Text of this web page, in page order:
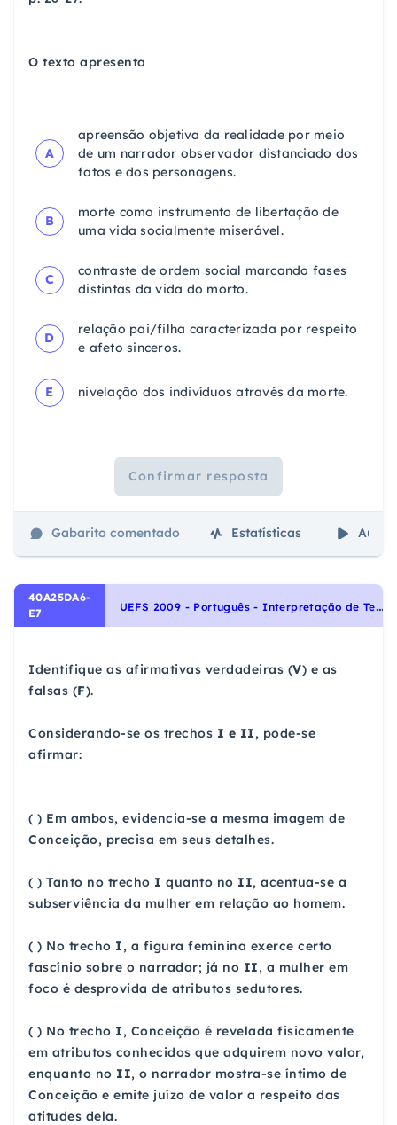
O texto apresenta
A
apreensão objetiva da realidade por meio
de um narrador observador distanciado dos
fatos e dos personagens.
B
morte como instrumento de libertação de
uma vida socialmente miserável.
C
contraste de ordem social marcando fases
distintas da vida do morto.
D
relação pai/filha caracterizada por respeito
e afeto sinceros.
E nivelação dos indivíduos através da morte.
Confirmar resposta
Gabarito comentado Estatísticas Aulas
40A25DA6-
E7
U
EFS 2009 - Português - Interpretação de Textos, Noções Gerais de Compreensão e Interpretação de Texto
Identifique as afirmativas verdadeiras (V) e as
falsas (F).
Considerando-se os trechos I e II, pode-se
afirmar:
( ) Em ambos, evidencia-se a mesma imagem de
Conceição, precisa em seus detalhes.
( ) Tanto no trecho I quanto no II, acentua-se a
subserviência da mulher em relação ao homem.
( ) No trecho I, a figura feminina exerce certo
fascínio sobre o narrador; já no II, a mulher em
foco é desprovida de atributos sedutores.
( ) No trecho I, Conceição é revelada fisicamente
em atributos conhecidos que adquirem novo valor,
enquanto no II, o narrador mostra-se íntimo de
Conceição e emite juízo de valor a respeito das
atitudes dela.